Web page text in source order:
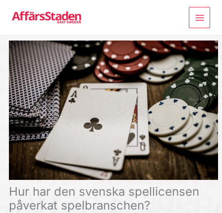
Hur har den svenska spellicensen
påverkat spelbranschen?